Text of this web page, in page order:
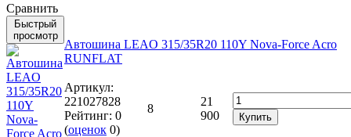
Cравнить
Быстрый
просмотр
Автошина LEAO 315/35R20 110Y Nova-Force Acro
RUNFLAT
Артикул:
221027828
Рейтинг: 0
(оценок 0)
8
21
900
Купить